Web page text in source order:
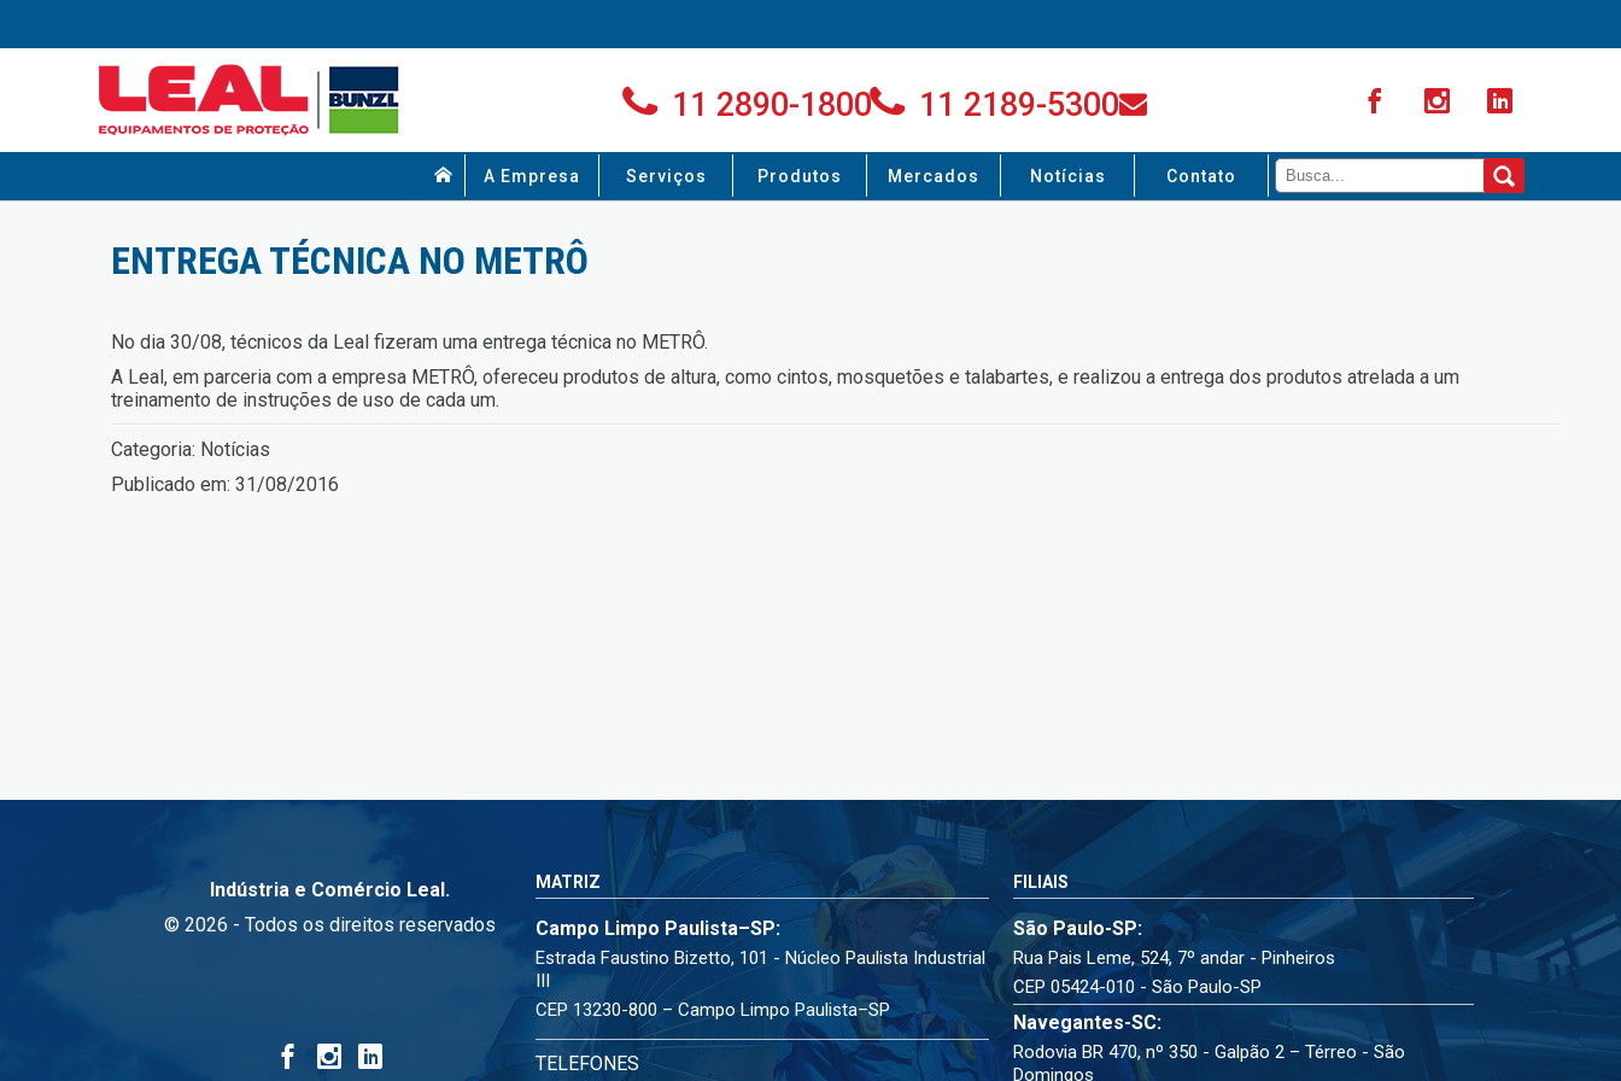
11 2890-1800 11 2189-5300
A Empresa Serviços Produtos Mercados Notícias Contato
ENTREGA TÉCNICA NO METRÔ
No dia 30/08, técnicos da Leal fizeram uma entrega técnica no METRÔ.
A Leal, em parceria com a empresa METRÔ, ofereceu produtos de altura, como cintos, mosquetões e talabartes, e realizou a entrega dos produtos atrelada a um
treinamento de instruções de uso de cada um.
Categoria: Notícias
Publicado em: 31/08/2016
Indústria e Comércio Leal.
© 2026 - Todos os direitos reservados
MATRIZ
Campo Limpo Paulista–SP:
Estrada Faustino Bizetto, 101 - Núcleo Paulista Industrial
III
CEP 13230-800 – Campo Limpo Paulista–SP
TELEFONES
FILIAIS
São Paulo-SP:
Rua Pais Leme, 524, 7º andar - Pinheiros
CEP 05424-010 - São Paulo-SP
Navegantes-SC:
Rodovia BR 470, nº 350 - Galpão 2 – Térreo - São
Domingos